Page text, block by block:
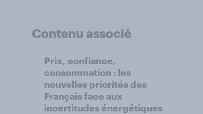
Contenu associé
Prix, confiance,
consommation : les
nouvelles priorités des
Français face aux
incertitudes énergétiques